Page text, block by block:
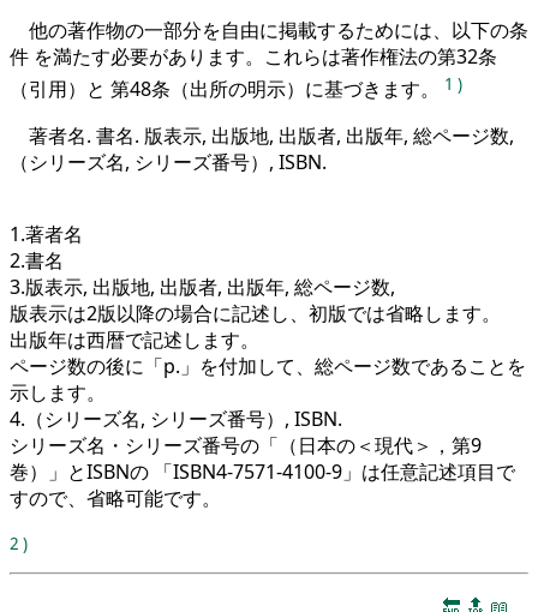
他の著作物の一部分を自由に掲載するためには、以下の条
件 を満たす必要があります。これらは著作権法の第32条
（引用）と 第48条（出所の明示）に基づきます。
1 )
著者名. 書名. 版表示, 出版地, 出版者, 出版年, 総ページ数,
（シリーズ名, シリーズ番号）, ISBN.
1.著者名
2.書名
3.版表示, 出版地, 出版者, 出版年, 総ページ数,
版表示は2版以降の場合に記述し、初版では省略します。
出版年は西暦で記述します。
ページ数の後に「p.」を付加して、総ページ数であることを
示します。
4.（シリーズ名, シリーズ番号）, ISBN.
シリーズ名・シリーズ番号の「（日本の＜現代＞，第9
巻）」とISBNの 「ISBN4-7571-4100-9」は任意記述項目で
すので、省略可能です。
2 )